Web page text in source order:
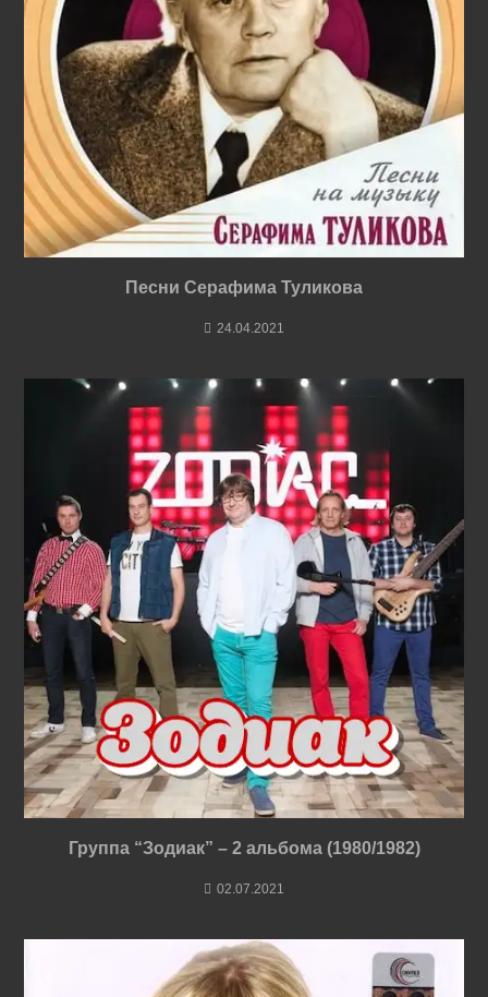
Песни Серафима Туликова
24.04.2021
Группа “Зодиак” – 2 альбома (1980/1982)
02.07.2021